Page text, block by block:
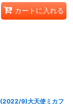
カートに入れる
(2022/9)大天使ミカフ